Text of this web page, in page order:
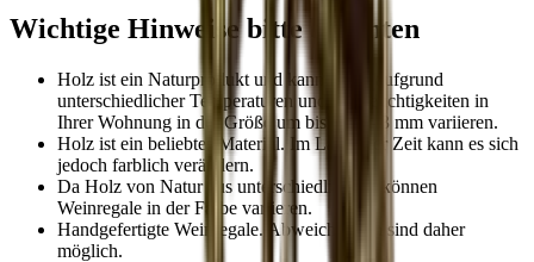
Wichtige Hinweise bitte beachten
Holz ist ein Naturprodukt und kann daher aufgrund
unterschiedlicher Temperaturen und Luftfeuchtigkeiten in
Ihrer Wohnung in der Größe um bis zu +/- 3 mm variieren.
Holz ist ein beliebtes Material. Im Laufe der Zeit kann es sich
jedoch farblich verändern.
Da Holz von Natur aus unterschiedlich ist, können
Weinregale in der Farbe variieren.
Handgefertigte Weinregale. Abweichungen sind daher
möglich.